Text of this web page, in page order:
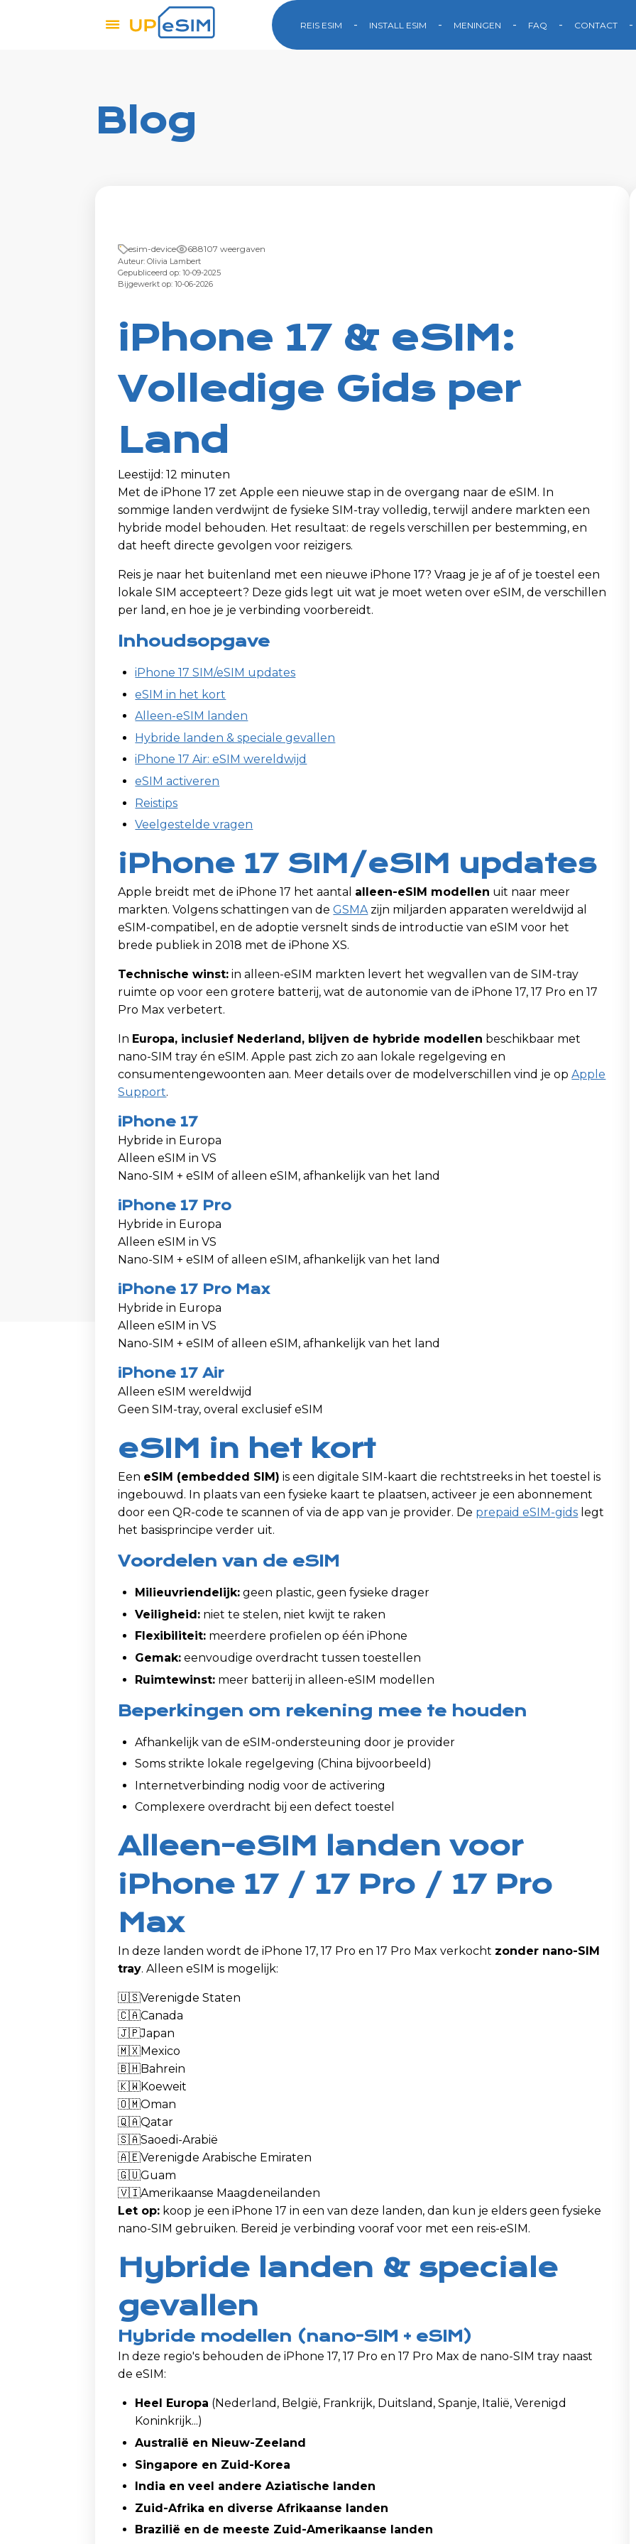
REIS ESIM INSTALL ESIM MENINGEN FAQ CONTACT
Blog
esim-device 688107 weergaven
Auteur: Olivia Lambert
Gepubliceerd op: 10-09-2025
Bijgewerkt op: 10-06-2026
iPhone 17 & eSIM:
Volledige Gids per
Land
Leestijd: 12 minuten
Met de iPhone 17 zet Apple een nieuwe stap in de overgang naar de eSIM. In
sommige landen verdwijnt de fysieke SIM-tray volledig, terwijl andere markten een
hybride model behouden. Het resultaat: de regels verschillen per bestemming, en
dat heeft directe gevolgen voor reizigers.
Reis je naar het buitenland met een nieuwe iPhone 17? Vraag je je af of je toestel een
lokale SIM accepteert? Deze gids legt uit wat je moet weten over eSIM, de verschillen
per land, en hoe je je verbinding voorbereidt.
Inhoudsopgave
iPhone 17 SIM/eSIM updates
eSIM in het kort
Alleen-eSIM landen
Hybride landen & speciale gevallen
iPhone 17 Air: eSIM wereldwijd
eSIM activeren
Reistips
Veelgestelde vragen
iPhone 17 SIM/eSIM updates
Apple breidt met de iPhone 17 het aantal alleen-eSIM modellen uit naar meer
markten. Volgens schattingen van deGSMAzijn miljarden apparaten wereldwijd al
eSIM-compatibel, en de adoptie versnelt sinds de introductie van eSIM voor het
brede publiek in 2018 met de iPhone XS.
Technische winst: in alleen-eSIM markten levert het wegvallen van de SIM-tray
ruimte op voor een grotere batterij, wat de autonomie van de iPhone 17, 17 Pro en 17
Pro Max verbetert.
In Europa, inclusief Nederland, blijven de hybride modellen beschikbaar met
nano-SIM tray én eSIM. Apple past zich zo aan lokale regelgeving en
consumentengewoonten aan. Meer details over de modelverschillen vind je opApple
Support.
iPhone 17
Hybride in Europa
Alleen eSIM in VS
Nano-SIM + eSIM of alleen eSIM, afhankelijk van het land
iPhone 17 Pro
Hybride in Europa
Alleen eSIM in VS
Nano-SIM + eSIM of alleen eSIM, afhankelijk van het land
iPhone 17 Pro Max
Hybride in Europa
Alleen eSIM in VS
Nano-SIM + eSIM of alleen eSIM, afhankelijk van het land
iPhone 17 Air
Alleen eSIM wereldwijd
Geen SIM-tray, overal exclusief eSIM
eSIM in het kort
Een eSIM (embedded SIM) is een digitale SIM-kaart die rechtstreeks in het toestel is
ingebouwd. In plaats van een fysieke kaart te plaatsen, activeer je een abonnement
door een QR-code te scannen of via de app van je provider. De prepaid eSIM-gids legt
het basisprincipe verder uit.
Voordelen van de eSIM
Milieuvriendelijk: geen plastic, geen fysieke drager
Veiligheid: niet te stelen, niet kwijt te raken
Flexibiliteit: meerdere profielen op één iPhone
Gemak: eenvoudige overdracht tussen toestellen
Ruimtewinst: meer batterij in alleen-eSIM modellen
Beperkingen om rekening mee te houden
Afhankelijk van de eSIM-ondersteuning door je provider
Soms strikte lokale regelgeving (China bijvoorbeeld)
Internetverbinding nodig voor de activering
Complexere overdracht bij een defect toestel
Alleen-eSIM landen voor
iPhone 17 / 17 Pro / 17 Pro
Max
In deze landen wordt de iPhone 17, 17 Pro en 17 Pro Max verkocht zonder nano-SIM
tray. Alleen eSIM is mogelijk:
🇺🇸Verenigde Staten
🇨🇦Canada
🇯🇵Japan
🇲🇽Mexico
🇧🇭Bahrein
🇰🇼Koeweit
🇴🇲Oman
🇶🇦Qatar
🇸🇦Saoedi-Arabië
🇦🇪Verenigde Arabische Emiraten
🇬🇺Guam
🇻🇮Amerikaanse Maagdeneilanden
Let op: koop je een iPhone 17 in een van deze landen, dan kun je elders geen fysieke
nano-SIM gebruiken. Bereid je verbinding vooraf voor met een reis-eSIM.
Hybride landen & speciale
gevallen
Hybride modellen (nano-SIM + eSIM)
In deze regio's behouden de iPhone 17, 17 Pro en 17 Pro Max de nano-SIM tray naast
de eSIM:
Heel Europa (Nederland, België, Frankrijk, Duitsland, Spanje, Italië, Verenigd
Koninkrijk...)
Australië en Nieuw-Zeeland
Singapore en Zuid-Korea
India en veel andere Aziatische landen
Zuid-Afrika en diverse Afrikaanse landen
Brazilië en de meeste Zuid-Amerikaanse landen